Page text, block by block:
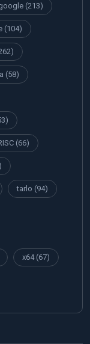
(213)
(104)
(58)
(66)
tarlo (94)
x64(67)